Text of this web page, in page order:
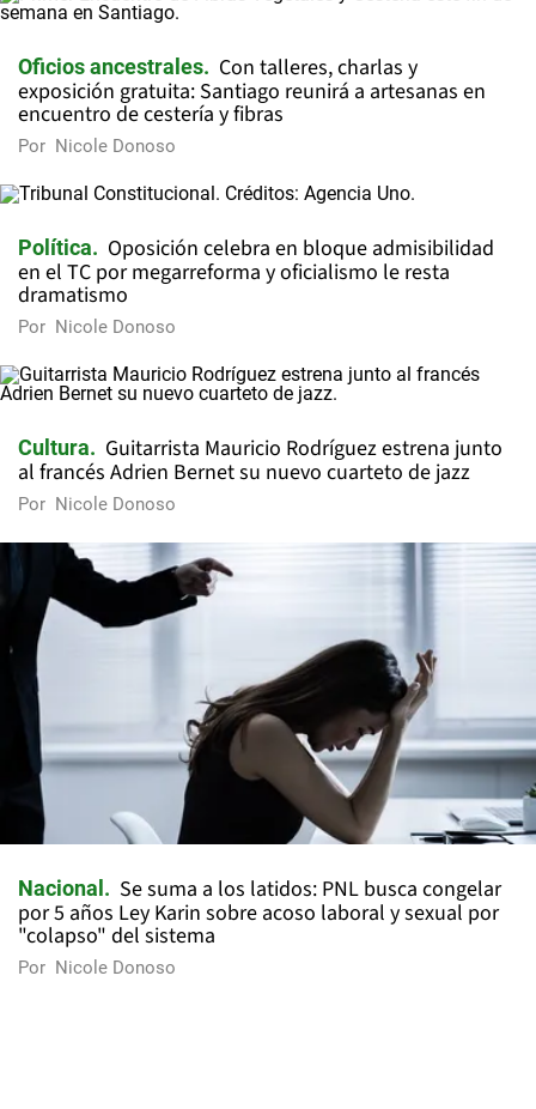
Oficios ancestrales
Con talleres, charlas y
exposición gratuita: Santiago reunirá a artesanas en
encuentro de cestería y fibras
Por Nicole Donoso
Política
Oposición celebra en bloque admisibilidad
en el TC por megarreforma y oficialismo le resta
dramatismo
Por Nicole Donoso
Cultura
Guitarrista Mauricio Rodríguez estrena junto
al francés Adrien Bernet su nuevo cuarteto de jazz
Por Nicole Donoso
Nacional
Se suma a los latidos: PNL busca congelar
por 5 años Ley Karin sobre acoso laboral y sexual por
"colapso" del sistema
Por Nicole Donoso